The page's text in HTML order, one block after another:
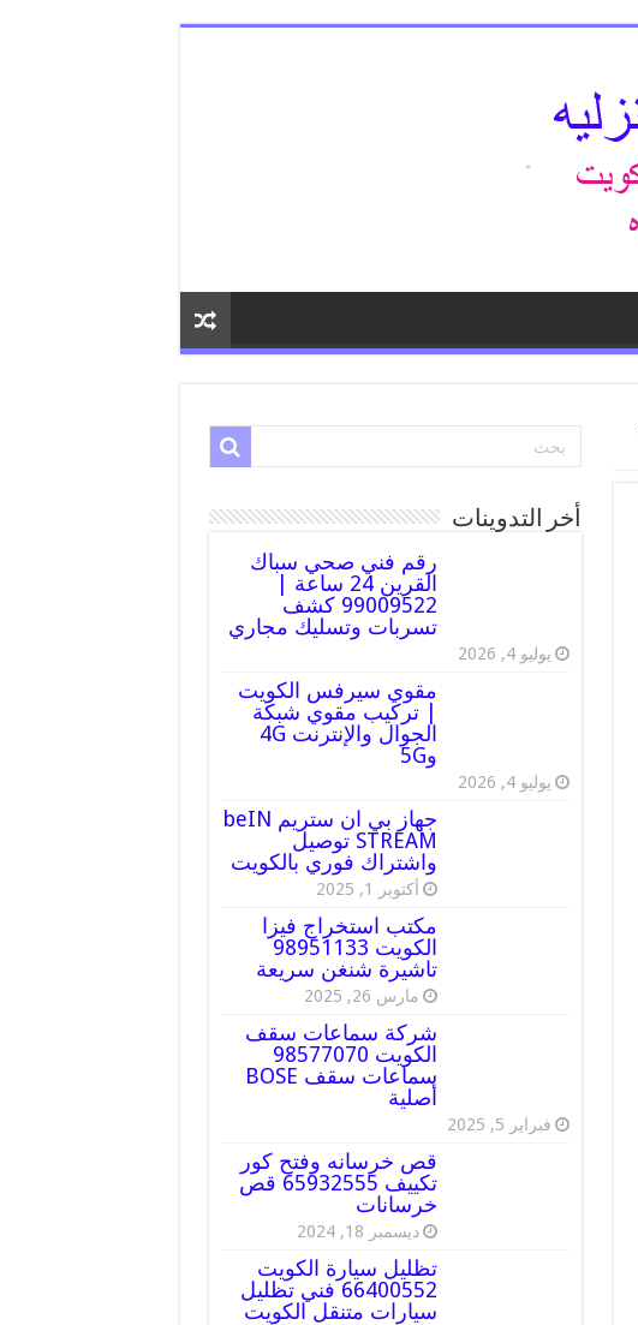
أخر التدوينات
رقم فني صحي سباك
القرين 24 ساعة |
99009522 كشف
تسربات وتسليك مجاري
يوليو 4, 2026
مقوي سيرفس الكويت
| تركيب مقوي شبكة
الجوال والإنترنت 4G
و5G
يوليو 4, 2026
جهاز بي ان ستريم beIN
STREAM توصيل
واشتراك فوري بالكويت
أكتوبر 1, 2025
مكتب استخراج فيزا
الكويت 98951133
تاشيرة شنغن سريعة
مارس 26, 2025
شركة سماعات سقف
الكويت 98577070
سماعات سقف BOSE
أصلية
فبراير 5, 2025
قص خرسانه وفتح كور
تكييف 65932555 قص
خرسانات
ديسمبر 18, 2024
تظليل سيارة الكويت
66400552 فني تظليل
سيارات متنقل الكويت